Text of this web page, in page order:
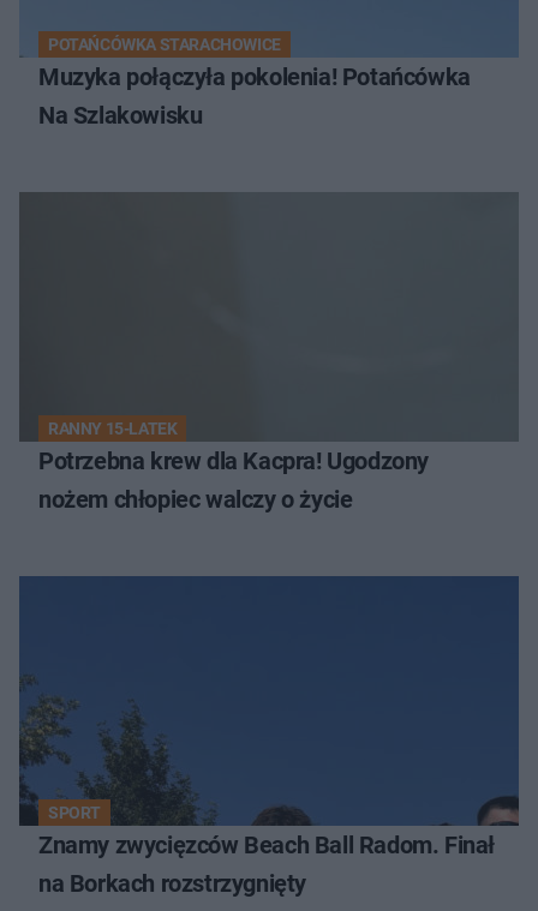
POTAŃCÓWKA STARACHOWICE
Muzyka połączyła pokolenia! Potańcówka
Na Szlakowisku
RANNY 15-LATEK
Potrzebna krew dla Kacpra! Ugodzony
nożem chłopiec walczy o życie
SPORT
Znamy zwycięzców Beach Ball Radom. Finał
na Borkach rozstrzygnięty